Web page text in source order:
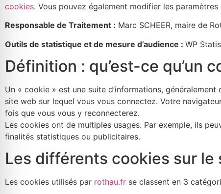
cookies. Vous pouvez également modifier les
Responsable de Traitement : Marc SCHEER, maire de
Outils de statistique et de mesure d’audience : WP
Définition : qu’est-ce qu’un
Un « cookie » est une suite d’informations,
site web sur lequel vous vous connectez. Votre
fois que vous vous y reconnecterez.
Les cookies ont de multiples usages. Par exemple, ils
finalités statistiques ou publicitaires.
Les différents cookies sur le
Les cookies utilisés par rothau.fr se classent en 3
Nécessaires
sont pas
sont
nécessaires au
fonctionnement
du site Web.
Afin que nous